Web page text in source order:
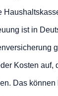
ist in
Kosten auf,
Das